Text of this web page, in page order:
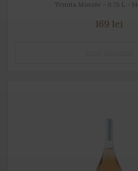
Tenuta Mosole - 0.75 L -
169 lei